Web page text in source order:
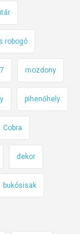
robogó
mozdony
pihenőhely
Cobra
dekor
bukósisak